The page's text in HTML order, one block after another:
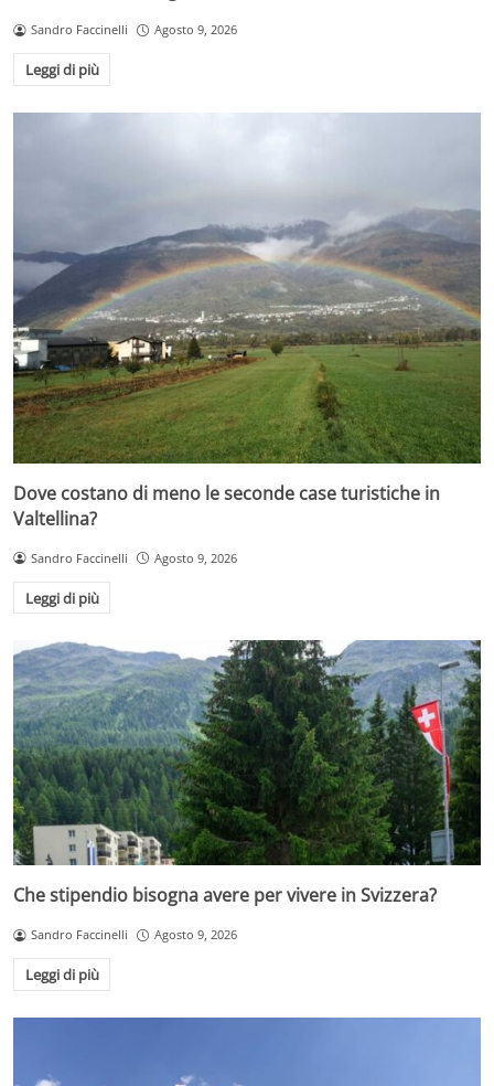
Sandro Faccinelli Agosto 9, 2026
Leggi di più
Dove costano di meno le seconde case turistiche in
Valtellina?
Sandro Faccinelli Agosto 9, 2026
Leggi di più
Che stipendio bisogna avere per vivere in Svizzera?
Sandro Faccinelli Agosto 9, 2026
Leggi di più